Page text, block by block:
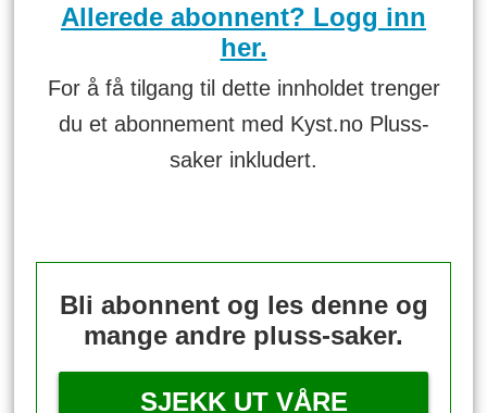
Allerede abonnent? Logg inn
her.
For å få tilgang til dette innholdet trenger
du et abonnement med Kyst.no Pluss-
saker inkludert.
Bli abonnent og les denne og
mange andre pluss-saker.
SJEKK UT VÅRE